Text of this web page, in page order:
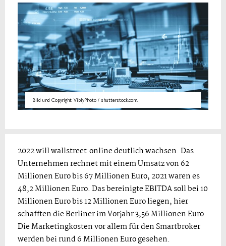
Bild und Copyright: ViblyPhoto / shutterstock.com.
2022 will wallstreet:online deutlich wachsen. Das
Unternehmen rechnet mit einem Umsatz von 62
Millionen Euro bis 67 Millionen Euro, 2021 waren es
48,2 Millionen Euro. Das bereinigte EBITDA soll bei 10
Millionen Euro bis 12 Millionen Euro liegen, hier
schafften die Berliner im Vorjahr 3,56 Millionen Euro.
Die Marketingkosten vor allem für den Smartbroker
werden bei rund 6 Millionen Euro gesehen.